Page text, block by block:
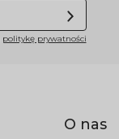
politykę prywatności
O nas